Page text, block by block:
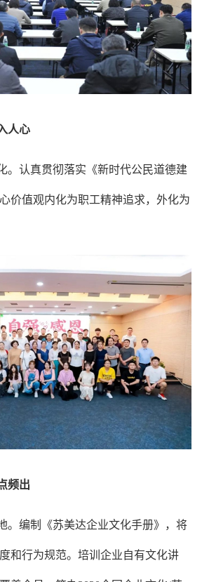
人心
。认真贯彻落实《新时代公民道德建
价值观内化为职工精神追求，外化为
频出
。编制《苏美达企业文化手册》，将
和行为规范。培训企业自有文化讲